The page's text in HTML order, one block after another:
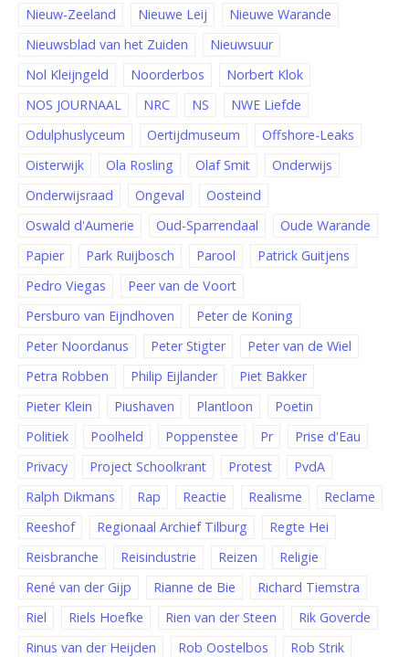
Nieuw-Zeeland
Nieuwe Leij
Nieuwe Warande
Nieuwsblad van het Zuiden
Nieuwsuur
Nol Kleijngeld
Noorderbos
Norbert Klok
NOS JOURNAAL
NRC NS
NWE Liefde
Odulphuslyceum
Oertijdmuseum
Offshore-Leaks
Oisterwijk
Ola Rosling Olaf Smit
Onderwijs
Onderwijsraad
Ongeval
Oosteind
Oswald d'Aumerie
Oud-Sparrendaal
Oude Warande
Papier
Park Ruijbosch Parool
Patrick Guitjens
Pedro Viegas
Peer van de Voort
Persburo van Eijndhoven
Peter de Koning
Peter Noordanus
Peter Stigter
Peter van de Wiel
Petra Robben
Philip Eijlander
Piet Bakker
Pieter Klein
Piushaven Plantloon
Poetin
Politiek
Poolheld Poppenstee Pr
Prise d'Eau
Privacy
Project Schoolkrant Protest
PvdA
Ralph Dikmans
Rap Reactie Realisme
Reclame
Reeshof
Regionaal Archief Tilburg
Regte Hei
Reisbranche
Reisindustrie Reizen
Religie
René van der Gijp
Rianne de Bie
Richard Tiemstra
Riel
Riels Hoefke Rien van der Steen
Rik Goverde
Rinus van der Heijden
Rob Oostelbos
Rob Strik